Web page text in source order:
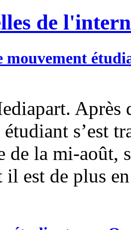
de
mouvement
Après
s’est
de la mi-août,
est de plus